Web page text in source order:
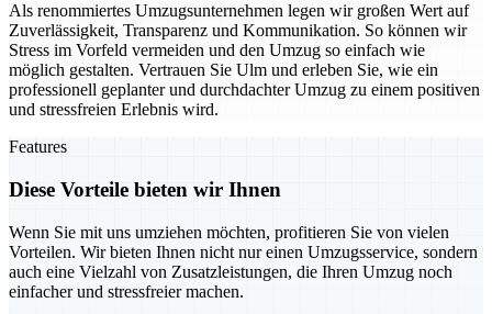
Als renommiertes Umzugsunternehmen legen wir großen Wert auf
Zuverlässigkeit, Transparenz und Kommunikation. So können wir
Stress im Vorfeld vermeiden und den Umzug so einfach wie
möglich gestalten. Vertrauen Sie Ulm und erleben Sie, wie ein
professionell geplanter und durchdachter Umzug zu einem positiven
und stressfreien Erlebnis wird.
Features
Diese Vorteile bieten wir Ihnen
Wenn Sie mit uns umziehen möchten, profitieren Sie von vielen
Vorteilen. Wir bieten Ihnen nicht nur einen Umzugsservice, sondern
auch eine Vielzahl von Zusatzleistungen, die Ihren Umzug noch
einfacher und stressfreier machen.